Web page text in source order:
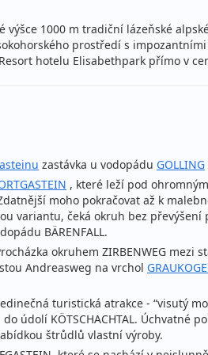
1000 m tradiční lázeňské
prostředí s
hotelu Elisabethpark přímo v
zastávka u vodopádu GOLLING
, které leží pod
moho pokračovat až k
variantu, čeká okruh bez
BÄRENFALL.
okruhem ZIRBENWEG
Andreasweg na vrchol
turistická atrakce - “visutý
údolí KÖTSCHACHTAL. Úchvatné
štrůdlů vlastní výroby.